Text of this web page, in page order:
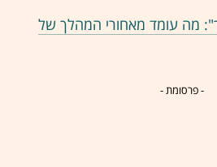
מה עומד מאחורי המהלך של
- פרסומת -